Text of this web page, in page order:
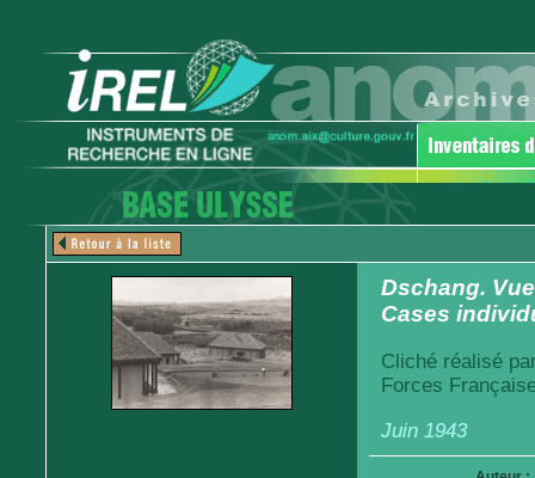
Dschang.
Cases
Cliché réalisé
Forces
Juin 1943